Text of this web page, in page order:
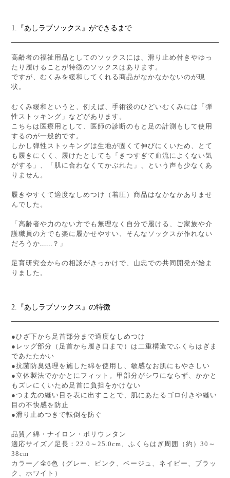
1.『あしラブソックス』ができるまで
高齢者の福祉用品としてのソックスには、滑り止め付きやゆっ
たり履けることが特徴のソックスはあります。
ですが、むくみを緩和してくれる商品がなかなかないのが現
状。
むくみ緩和というと、例えば、手術後のひどいむくみには「弾
性ストッキング」などがあります。
こちらは医療用として、医師の診断のもと足の計測もして使用
するのが一般的です。
しかし弾性ストッキングは生地が固くて伸びにくいため、とて
も履きにくく、履けたとしても「きつすぎて血流によくない気
がする」、「肌に合わなくてかぶれた」、という声も少なくあ
りません。
履きやすくて適度なしめつけ（着圧）商品はなかなかありませ
んでした。
「高齢者や力のない方でも無理なく自分で履ける、ご家族や介
護職員の方でも楽に履かせやすい、そんなソックスが作れない
だろうか......？」
足育研究会からの相談がきっかけで、山忠での共同開発が始ま
りました。
2.『あしラブソックス』の特徴
●ひざ下から足首部分まで適度なしめつけ
●レッグ部分（足首から履き口まで）は二重構造でふくらはぎま
であたたかい
●抗菌防臭処理を施した綿を使用し、敏感なお肌にもやさしい
●立体製法でかかとにフィット。甲部分がシワにならず、かかと
もズレにくいため足首に負担をかけない
●つま先の縫い目を表に出すことで、肌にあたるゴロ付きや縫い
目の不快感を防止
●滑り止めつきで転倒を防ぐ
品質／綿・ナイロン・ポリウレタン
適応サイズ／足長：22.0～25.0cm、ふくらはぎ周囲（約）30～
38cm
カラー／全6色（グレー、ピンク、ベージュ、ネイビー、ブラッ
ク、ホワイト）